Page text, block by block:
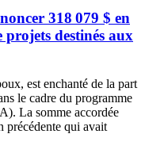
318 079 $ en
destinés aux
est enchanté de la part
le cadre du programme
La somme accordée
précédente qui avait